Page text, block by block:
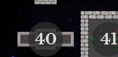
40 41